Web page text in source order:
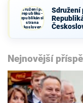
Sdružení pro
republiku-
Republikánská
strana
Československa
Sdružení
Nejnovější